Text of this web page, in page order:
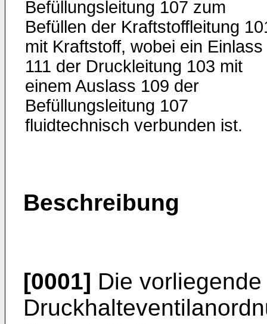
Befüllungsleitung 107 zum
Befüllen der Kraftstoffleitung
mit Kraftstoff, wobei ein Einlass
111 der Druckleitung 103 mit
einem Auslass 109 der
Befüllungsleitung 107
fluidtechnisch verbunden ist.
Beschreibung
[0001] Die